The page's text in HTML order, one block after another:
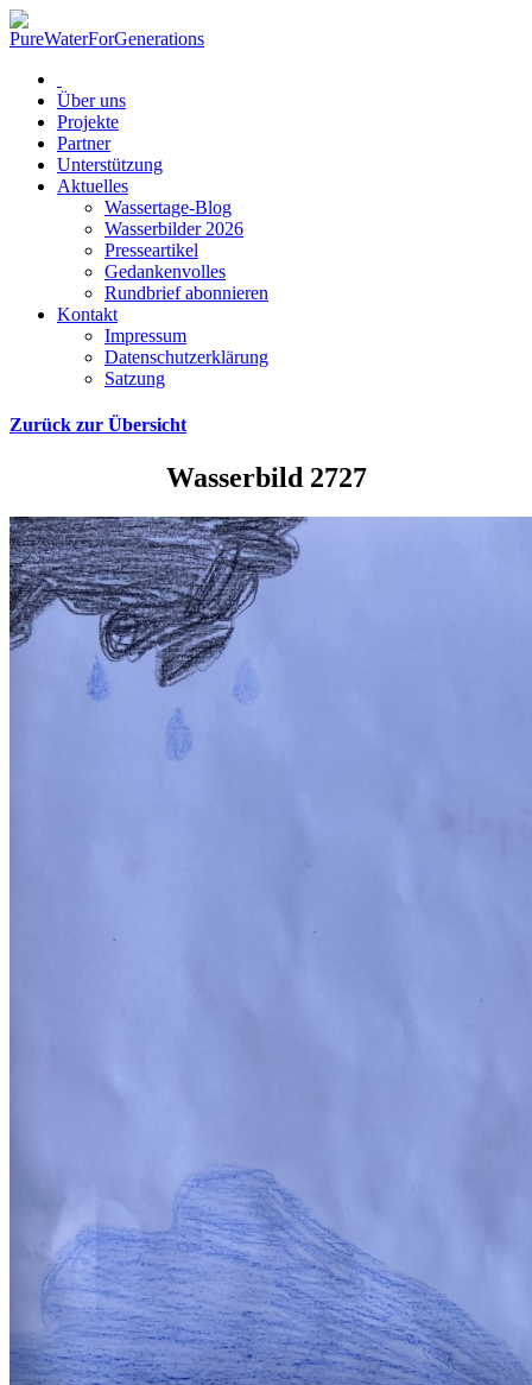
Über uns
Projekte
Partner
Unterstützung
Aktuelles
Wassertage-Blog
Wasserbilder 2026
Presseartikel
Gedankenvolles
Rundbrief abonnieren
Kontakt
Impressum
Datenschutzerklärung
Satzung
Zurück zur Übersicht
Wasserbild 2727